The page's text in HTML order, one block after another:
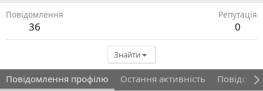
Повідомлення
36
Репутація
0
Знайти
Повідомлення профілю Остання активність